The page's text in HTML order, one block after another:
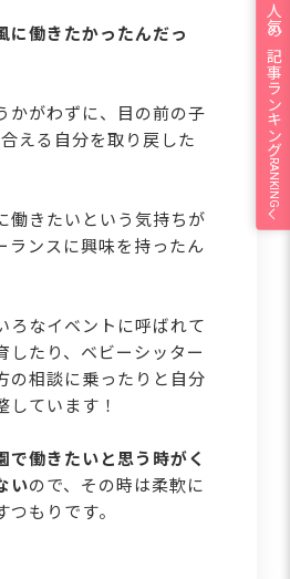
に働きたかったんだっ
かがわずに、目の前の子
える自分を取り戻した
働きたいという気持ちが
ランスに興味を持ったん
ろなイベントに呼ばれて
したり、ベビーシッター
の相談に乗ったりと自分
しています！
で働きたいと思う時がく
いので、その時は柔軟に
もりです。
人気の記事ランキング
RANKING